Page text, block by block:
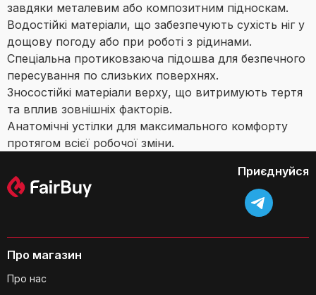
завдяки металевим або композитним підноскам.
Водостійкі матеріали, що забезпечують сухість ніг у
дощову погоду або при роботі з рідинами.
Спеціальна протиковзаюча підошва для безпечного
пересування по слизьких поверхнях.
Зносостійкі матеріали верху, що витримують тертя
та вплив зовнішніх факторів.
Анатомічні устілки для максимального комфорту
протягом всієї робочої зміни.
Про магазин
Про нас
Приєднуйся